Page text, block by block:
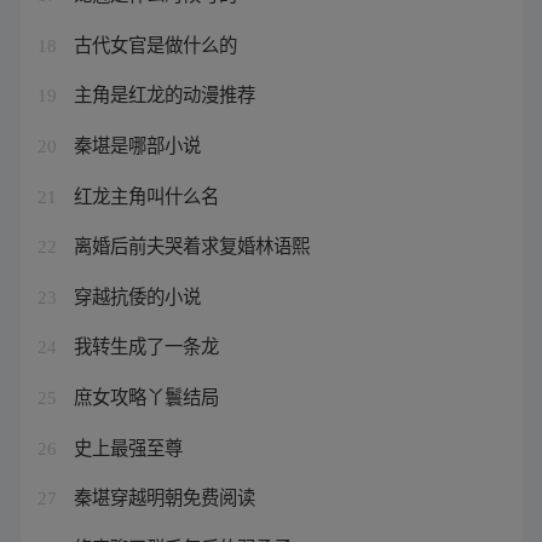
18 古代女官是做什么的
19 主角是红龙的动漫推荐
20 秦堪是哪部小说
21 红龙主角叫什么名
22 离婚后前夫哭着求复婚林语熙
23 穿越抗倭的小说
24 我转生成了一条龙
25 庶女攻略丫鬟结局
26 史上最强至尊
27 秦堪穿越明朝免费阅读